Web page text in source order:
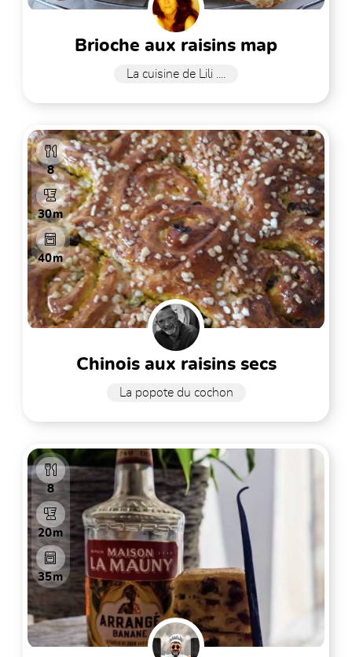
brioche aux raisins map
La cuisine de Lili ....
8
30m
40m
chinois aux raisins secs
La popote du cochon
8
20m
35m